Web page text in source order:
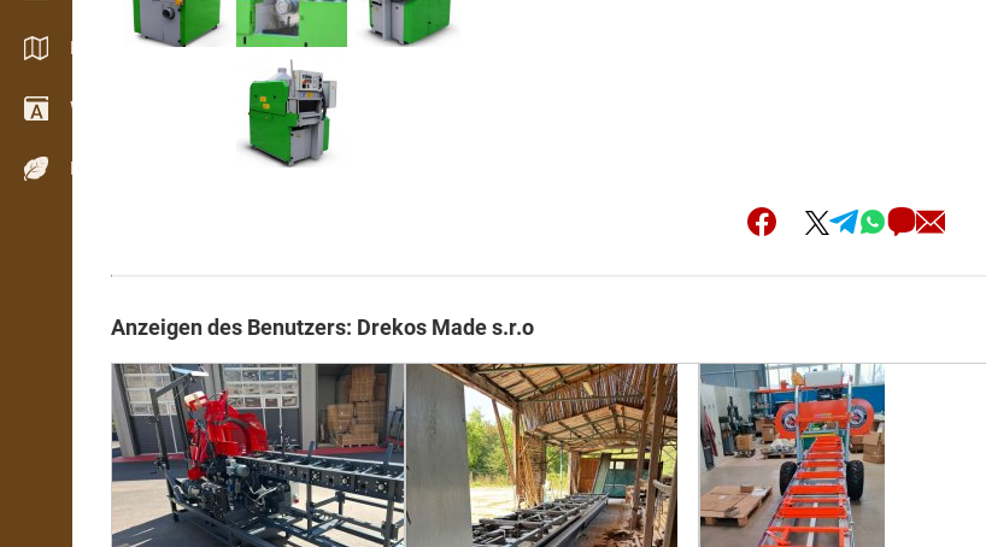
Kataloge / Broschüren
Wörterbuch
Holzarten
Anzeigen des Benutzers: Drekos Made s.r.o